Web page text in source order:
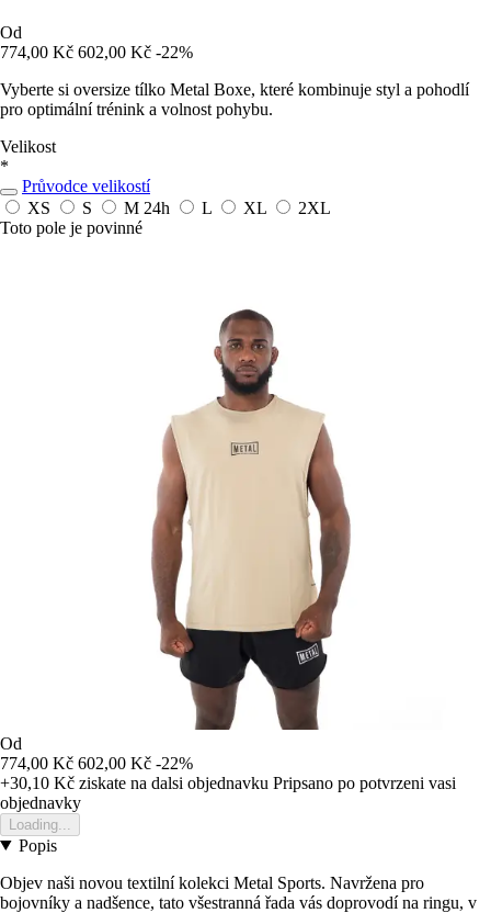
Od
774,00 Kč 602,00 Kč -22%
Vyberte si oversize tílko Metal Boxe, které kombinuje styl a pohodlí
pro optimální trénink a volnost pohybu.
Velikost
*
Průvodce velikostí
XS
S M 24h L XL
2XL
Toto pole je povinné
Od
774,00 Kč 602,00 Kč -22%
+30,10 Kč ziskate na dalsi objednavku Pripsano po potvrzeni vasi
objednavky
Loading...
Popis
Objev naši novou textilní kolekci Metal Sports. Navržena pro
bojovníky a nadšence, tato všestranná řada vás doprovodí na ringu, v